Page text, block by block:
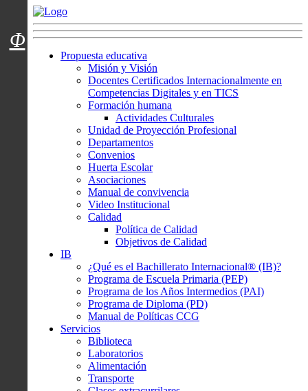
Menú usuarios
Propuesta educativa
Misión y Visión
Docentes Certificados Internacionalmente en
Competencias Digitales y en TICS
Formación humana
Actividades Culturales
Unidad de Proyección Profesional
Departamentos
Convenios
Huerta Escolar
Asociaciones
Manual de convivencia
Video Institucional
Calidad
Política de Calidad
Objetivos de Calidad
IB
¿Qué es el Bachillerato Internacional® (IB)?
Programa de Escuela Primaria (PEP)
Programa de los Años Intermedios (PAI)
Programa de Diploma (PD)
Manual de Políticas CCG
Servicios
Biblioteca
Laboratorios
Alimentación
Transporte
Φ